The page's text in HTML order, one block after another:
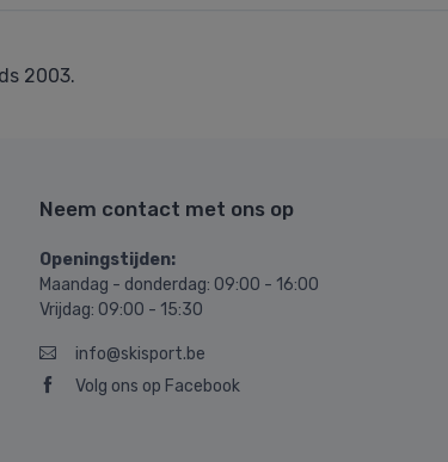
2003.
Neem contact met ons op
Openingstijden:
Maandag - donderdag: 09:00 - 16:00
Vrijdag: 09:00 - 15:30
info@skisport.be
Volg ons op Facebook